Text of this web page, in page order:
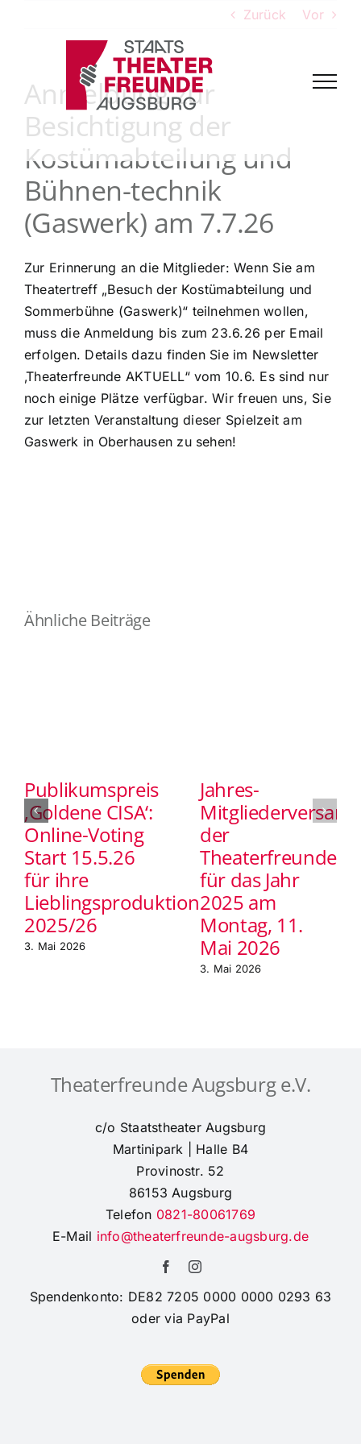
Zurück Vor
Anmeldung zur
Besichtigung der
Kostümabteilung und
Bühnen-technik
(Gaswerk) am 7.7.26
Zur Erinnerung an die Mitglieder: Wenn Sie am
Theatertreff „Besuch der Kostümabteilung und
Sommerbühne (Gaswerk)“ teilnehmen wollen,
muss die Anmeldung bis zum 23.6.26 per Email
erfolgen. Details dazu finden Sie im Newsletter
‚Theaterfreunde AKTUELL“ vom 10.6. Es sind nur
noch einige Plätze verfügbar. Wir freuen uns, Sie
zur letzten Veranstaltung dieser Spielzeit am
Gaswerk in Oberhausen zu sehen!
Ähnliche Beiträge
Publikumspreis
‚Goldene CISA‘:
Online-Voting
Start 15.5.26
für ihre
Lieblingsproduktion
2025/26
3. Mai 2026
Jahres-
der
Theaterfreunde
für das Jahr
2025 am
Montag, 11.
Mai 2026
3. Mai 2026
Theaterfreunde Augsburg e.V.
c/o Staatstheater Augsburg
Martinipark | Halle B4
Provinostr. 52
86153 Augsburg
Telefon 0821-80061769
E-Mail info@theaterfreunde-augsburg.de
Spendenkonto: DE82 7205 0000 0000 0293 63
oder via PayPal